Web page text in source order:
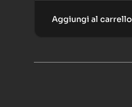
Aggiungi al carrello